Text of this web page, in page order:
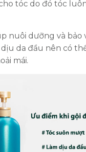
tóc do đó tóc
nuôi dưỡng và bảo
da đầu nên có
mái.